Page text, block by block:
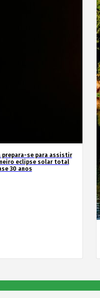
prepara-se para assistir
eclipse solar total
30 anos